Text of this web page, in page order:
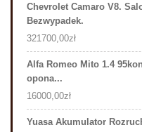
Chevrolet Camaro V8.
Bezwypadek.
321700,00zł
Alfa Romeo Mito 1.4
opona...
16000,00zł
Yuasa Akumulator